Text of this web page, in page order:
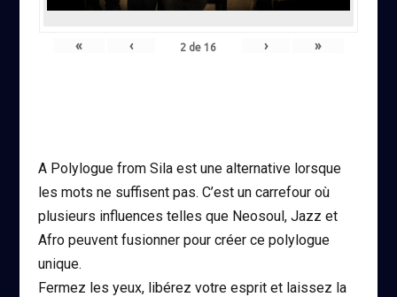
« ‹ 2 de16 › »
A Polylogue from Sila est une alternative lorsque
les mots ne suffisent pas. C’est un carrefour où
plusieurs influences telles que Neosoul, Jazz et
Afro peuvent fusionner pour créer ce polylogue
unique.
Fermez les yeux, libérez votre esprit et laissez la